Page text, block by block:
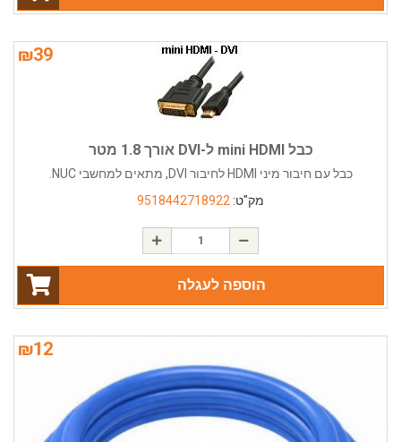
₪39
כבל mini HDMI ל-DVI אורך 1.8 מטר
כבל עם חיבור מיני HDMI לחיבור DVI, מתאים למחשבי NUC.
מק"ט: 9518442718922
הוספה לעגלה
₪12